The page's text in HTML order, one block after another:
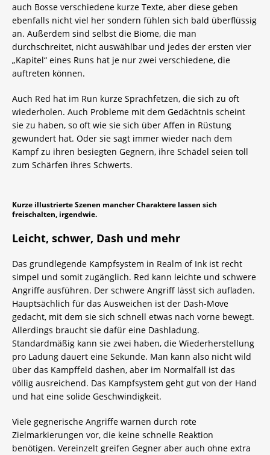
auch Bosse verschiedene kurze Texte, aber diese geben
ebenfalls nicht viel her sondern fühlen sich bald überflüssig
an. Außerdem sind selbst die Biome, die man
durchschreitet, nicht auswählbar und jedes der ersten vier
„Kapitel“ eines Runs hat je nur zwei verschiedene, die
auftreten können.
Auch Red hat im Run kurze Sprachfetzen, die sich zu oft
wiederholen. Auch Probleme mit dem Gedächtnis scheint
sie zu haben, so oft wie sie sich über Affen in Rüstung
gewundert hat. Oder sie sagt immer wieder nach dem
Kampf zu ihren besiegten Gegnern, ihre Schädel seien toll
zum Schärfen ihres Schwerts.
Kurze illustrierte Szenen mancher Charaktere lassen sich
freischalten, irgendwie.
Leicht, schwer, Dash und mehr
Das grundlegende Kampfsystem in Realm of Ink ist recht
simpel und somit zugänglich. Red kann leichte und schwere
Angriffe ausführen. Der schwere Angriff lässt sich aufladen.
Hauptsächlich für das Ausweichen ist der Dash-Move
gedacht, mit dem sie sich schnell etwas nach vorne bewegt.
Allerdings braucht sie dafür eine Dashladung.
Standardmäßig kann sie zwei haben, die Wiederherstellung
pro Ladung dauert eine Sekunde. Man kann also nicht wild
über das Kampffeld dashen, aber im Normalfall ist das
völlig ausreichend. Das Kampfsystem geht gut von der Hand
und hat eine solide Geschwindigkeit.
Viele gegnerische Angriffe warnen durch rote
Zielmarkierungen vor, die keine schnelle Reaktion
benötigen. Vereinzelt greifen Gegner aber auch ohne extra